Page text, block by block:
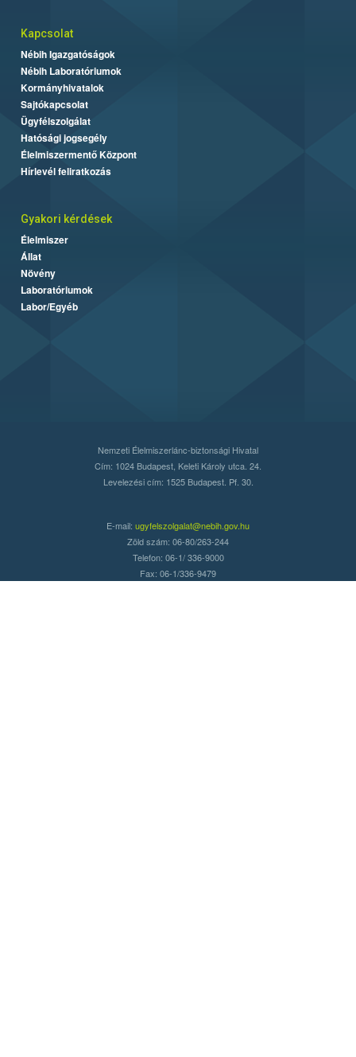
Kapcsolat
Nébih Igazgatóságok
Nébih Laboratóriumok
Kormányhivatalok
Sajtókapcsolat
Ügyfélszolgálat
Hatósági jogsegély
Élelmiszermentő Központ
Hírlevél feliratkozás
Gyakori kérdések
Élelmiszer
Állat
Növény
Laboratóriumok
Labor/Egyéb
Nemzeti Élelmiszerlánc-biztonsági Hivatal
Cím: 1024 Budapest, Keleti Károly utca. 24.
Levelezési cím: 1525 Budapest. Pf. 30.
E-mail: ugyfelszolgalat@nebih.gov.hu
Zöld szám: 06-80/263-244
Telefon: 06-1/ 336-9000
Fax: 06-1/336-9479